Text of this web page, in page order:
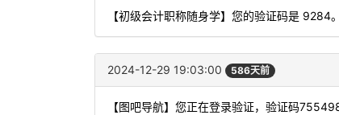
【初级会计职称随身学】您的验证码是 9284
2024-12-29 19:03:00 586天前
【图吧导航】您正在登录验证，验证码